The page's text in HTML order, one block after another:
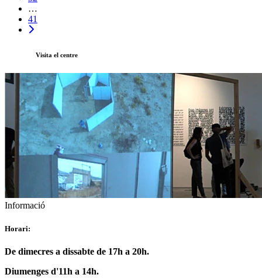
…
41
Visita el centre
Informació
Horari:
De dimecres a dissabte de 17h a 20h.
Diumenges d'11h a 14h.